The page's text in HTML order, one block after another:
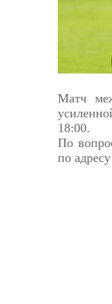
Матч
18:00.
По
по адресу